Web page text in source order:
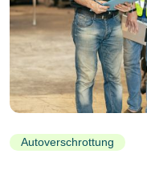
Autoverschrottung